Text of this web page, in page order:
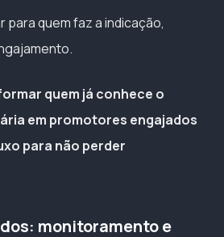
para quem faz a indicação,
quem já conhece o
em promotores engajados
para não perder
monitoramento e